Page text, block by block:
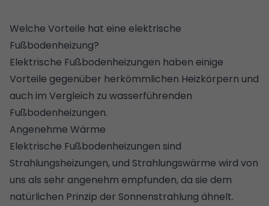
Welche Vorteile hat eine elektrische
Fußbodenheizung?
Elektrische Fußbodenheizungen haben einige
Vorteile gegenüber herkömmlichen Heizkörpern und
auch im Vergleich zu wasserführenden
Fußbodenheizungen.
Angenehme Wärme
Elektrische Fußbodenheizungen sind
Strahlungsheizungen, und Strahlungswärme wird von
uns als sehr angenehm empfunden, da sie dem
natürlichen Prinzip der Sonnenstrahlung ähnelt.